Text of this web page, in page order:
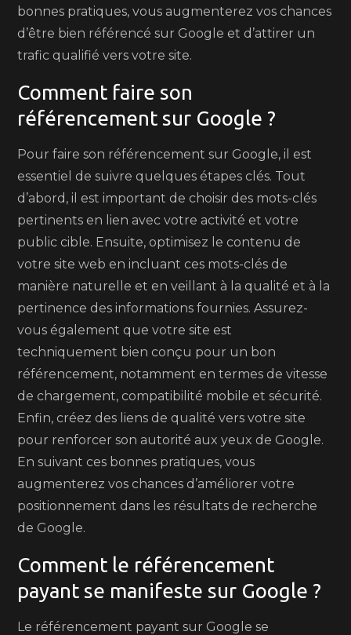
bonnes pratiques, vous augmenterez vos chances
d’être bien référencé sur Google et d’attirer un
trafic qualifié vers votre site.
Comment faire son
référencement sur Google ?
Pour faire son référencement sur Google, il est
essentiel de suivre quelques étapes clés. Tout
d’abord, il est important de choisir des mots-clés
pertinents en lien avec votre activité et votre
public cible. Ensuite, optimisez le contenu de
votre site web en incluant ces mots-clés de
manière naturelle et en veillant à la qualité et à la
pertinence des informations fournies. Assurez-
vous également que votre site est
techniquement bien conçu pour un bon
référencement, notamment en termes de vitesse
de chargement, compatibilité mobile et sécurité.
Enfin, créez des liens de qualité vers votre site
pour renforcer son autorité aux yeux de Google.
En suivant ces bonnes pratiques, vous
augmenterez vos chances d’améliorer votre
positionnement dans les résultats de recherche
de Google.
Comment le référencement
payant se manifeste sur Google ?
Le référencement payant sur Google se